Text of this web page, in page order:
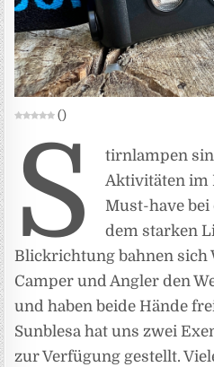
()
S
tirnlampen
Aktivitäten im
Must-have
dem starken
Blickrichtung bahnen sich
Camper und Angler den
und haben beide Hände
Sunblesa hat uns zwei
zur Verfügung gestellt.